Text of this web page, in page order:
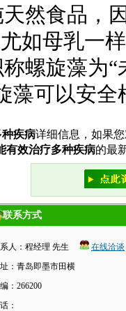
然食品，
如母乳一
螺旋藻为
藻可以安
疾病详细信息，如果
有效治疗多种疾病的最
联系方式
人：程经理 先生
在线洽谈
：青岛即墨市田横
：266200
：